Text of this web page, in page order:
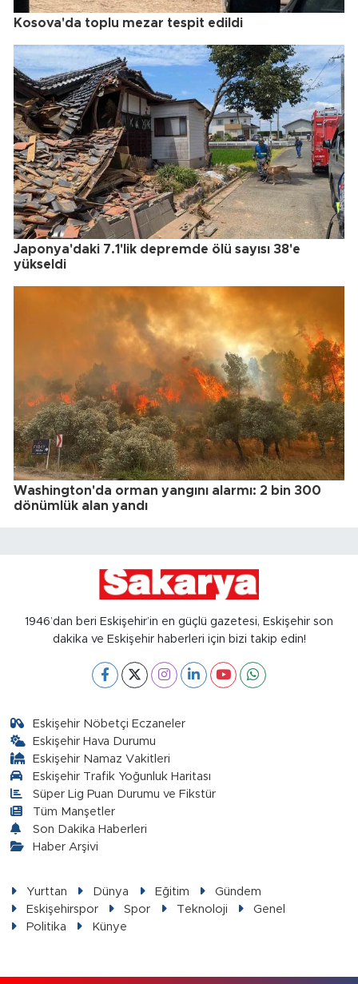
Kosova'da toplu mezar tespit edildi
Japonya'daki 7.1'lik depremde ölü sayısı 38'e
yükseldi
Washington'da orman yangını alarmı: 2 bin 300
dönümlük alan yandı
1946’dan beri Eskişehir’in en güçlü gazetesi, Eskişehir son
dakika ve Eskişehir haberleri için bizi takip edin!
Eskişehir Nöbetçi Eczaneler
Eskişehir Hava Durumu
Eskişehir Namaz Vakitleri
Eskişehir Trafik Yoğunluk Haritası
Süper Lig Puan Durumu ve Fikstür
Tüm Manşetler
Son Dakika Haberleri
Haber Arşivi
Yurttan Dünya Eğitim
Gündem
Eskişehirspor
Spor Teknoloji
Genel
Politika
Künye